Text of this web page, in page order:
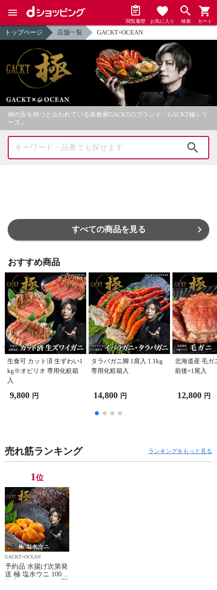
閲覧履歴 お気に入り 検索 カート
トップページ 店舗一覧 GACKT×OCEAN
神の舌を持つと云われている美食家GACKTのブランド「GACKT極シリ
ーズ」
すべての商品を見る
おすすめ商品
生食可 カット済 生ずわい1
kg※オピリオ 専用化粧箱
入
9,800 円
タラバガニ脚 1肩入 1.1kg
専用化粧箱入
14,800 円
北海道産 毛ガ
前後×1尾入
12,800 円
売れ筋ランキング ランキングをもっと見る
1位
GACKT×OCEAN
予約品 水揚げ次第発
送 極 塩水ウニ 100g